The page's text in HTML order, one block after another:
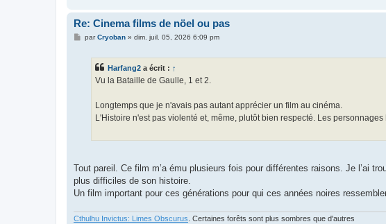
Re: Cinema films de nöel ou pas
MparCryoban» dim. juil. 05, 2026 6:09 pm
Harfang2 a écrit : ↑
Vu la Bataille de Gaulle, 1 et 2.
Longtemps que je n'avais pas autant apprécier un film au cinéma.
L'Histoire n'est pas violenté et, même, plutôt bien respecté. Les
Tout pareil. Ce film m’a ému plusieurs fois pour différentes raisons. Je l’ai
plus difficiles de son histoire.
Un film important pour ces générations pour qui ces années noires
Cthulhu Invictus: Limes Obscurus . Certaines forêts sont plus sombres que d'autres